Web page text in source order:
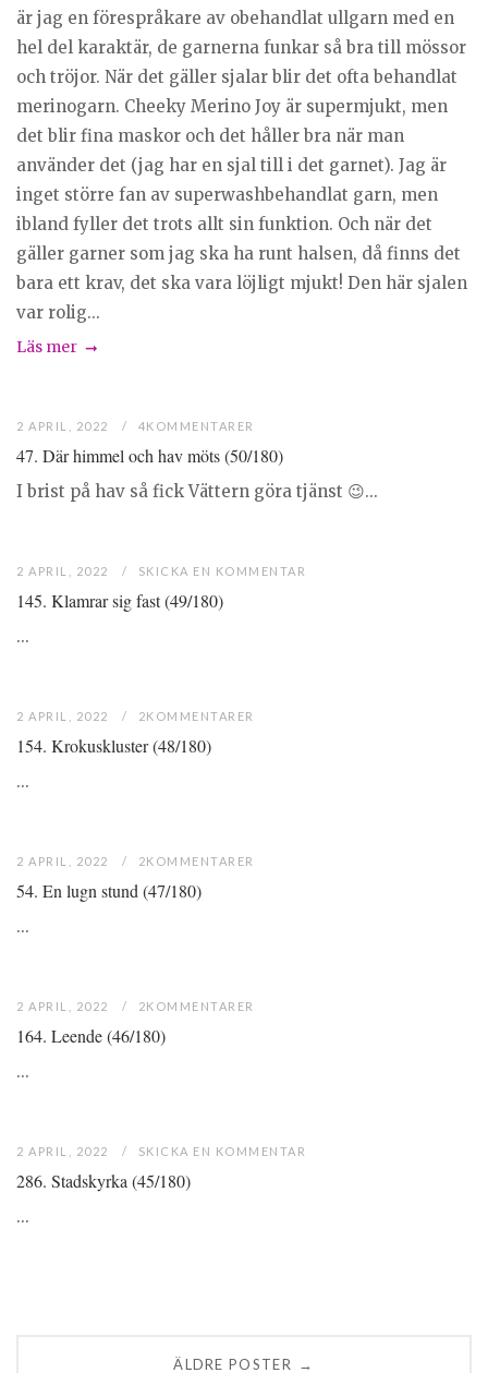
är jag en förespråkare av obehandlat ullgarn med en
hel del karaktär, de garnerna funkar så bra till mössor
och tröjor. När det gäller sjalar blir det ofta behandlat
merinogarn. Cheeky Merino Joy är supermjukt, men
det blir fina maskor och det håller bra när man
använder det (jag har en sjal till i det garnet). Jag är
inget större fan av superwashbehandlat garn, men
ibland fyller det trots allt sin funktion. Och när det
gäller garner som jag ska ha runt halsen, då finns det
bara ett krav, det ska vara löjligt mjukt! Den här sjalen
var rolig...
Läs mer
2 APRIL, 2022 4KOMMENTARER
47. Där himmel och hav möts (50/180)
I brist på hav så fick Vättern göra tjänst 😉...
2 APRIL, 2022 SKICKA EN KOMMENTAR
145. Klamrar sig fast (49/180)
...
2 APRIL, 2022 2KOMMENTARER
154. Krokuskluster (48/180)
...
2 APRIL, 2022 2KOMMENTARER
54. En lugn stund (47/180)
...
2 APRIL, 2022 2KOMMENTARER
164. Leende (46/180)
...
2 APRIL, 2022 SKICKA EN KOMMENTAR
286. Stadskyrka (45/180)
...
ÄLDRE POSTER →